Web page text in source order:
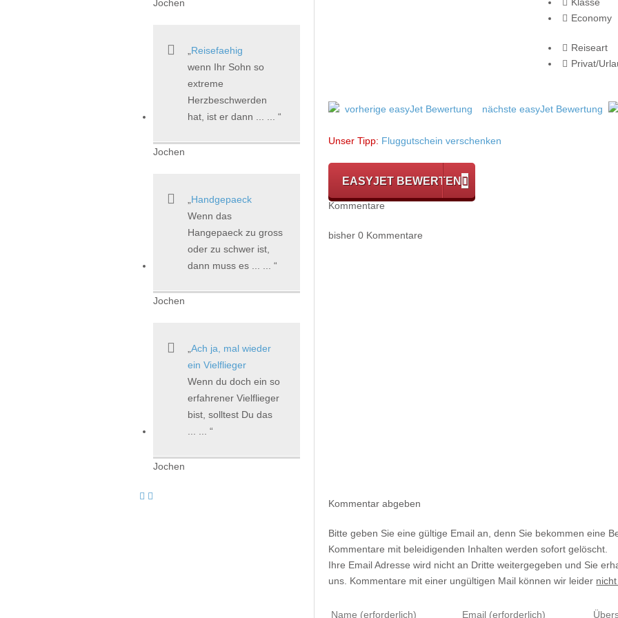
Economy
Reiseart
Privat/
vorherige easyJet Bewertung nächste easyJet Bewertung
Unser Tipp: Fluggutschein verschenken
EASYJET BEWERTEN
Kommentare
bisher 0 Kommentare
Kommentar abgeben
Bitte geben Sie eine gültige Email an, denn Sie bekommen eine
Kommentare mit beleidigenden Inhalten werden sofort gelöscht.
Ihre Email Adresse wird nicht an Dritte weitergegeben und Sie
uns. Kommentare mit einer ungültigen Mail können wir leider
Jochen
Reisefaehig
wenn Ihr Sohn so
extreme
Herzbeschwerden
hat, ist er dann ... ...
Jochen
Handgepaeck
Wenn das
Hangepaeck zu gross
oder zu schwer ist,
dann muss es ... ...
Jochen
Ach ja, mal wieder
ein Vielflieger
Wenn du doch ein so
erfahrener Vielflieger
bist, solltest Du das
Jochen